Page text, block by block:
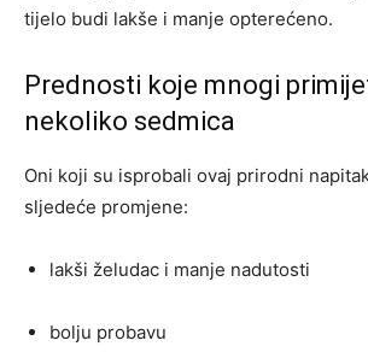
tijelo budi lakše i manje opterećeno.
Prednosti koje mnogi
nekoliko sedmica
Oni koji su isprobali ovaj prirodni
sljedeće promjene:
lakši želudac i manje nadutosti
bolju probavu